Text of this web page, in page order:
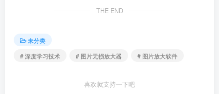
THE END
未分类
# 深度学习技术
# 图片无损放大器 # 图片放大软件
喜欢就支持一下吧